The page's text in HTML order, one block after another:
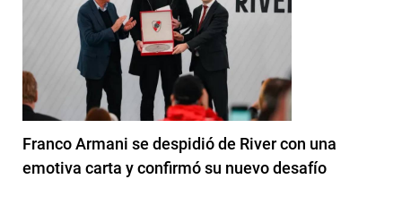
Franco Armani se despidió de River con una
emotiva carta y confirmó su nuevo desafío